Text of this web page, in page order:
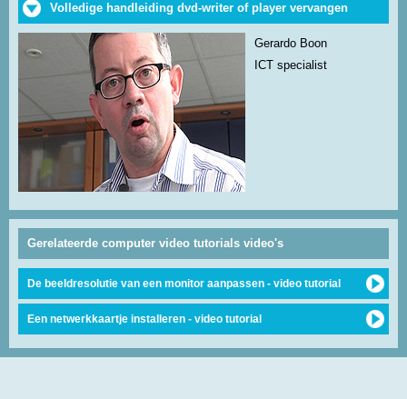
Volledige handleiding dvd-writer of player vervangen
Gerardo Boon
ICT specialist
Gerelateerde computer video tutorials video's
De beeldresolutie van een monitor aanpassen - video tutorial
Een netwerkkaartje installeren - video tutorial